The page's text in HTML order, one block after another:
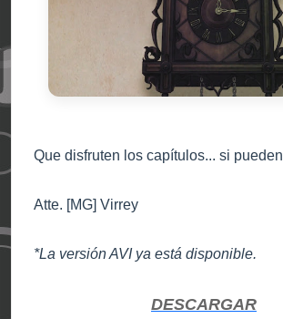
Que disfruten los capítulos... si
Atte. [MG] Virrey
*La versión AVI ya está disponible.
DESCARGAR